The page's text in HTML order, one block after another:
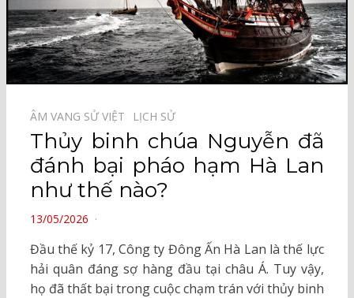
ÂM VANG SỬ VIỆT⠀ LỊCH SỬ⠀
Thủy binh chúa Nguyễn đã
đánh bại pháo hạm Hà Lan
như thế nào?
POSTED
13/05/2026
Đầu thế kỷ 17, Công ty Đông Ấn Hà Lan là thế lực
hải quân đáng sợ hàng đầu tại châu Á. Tuy vậy,
họ đã thất bại trong cuộc chạm trán với thủy binh